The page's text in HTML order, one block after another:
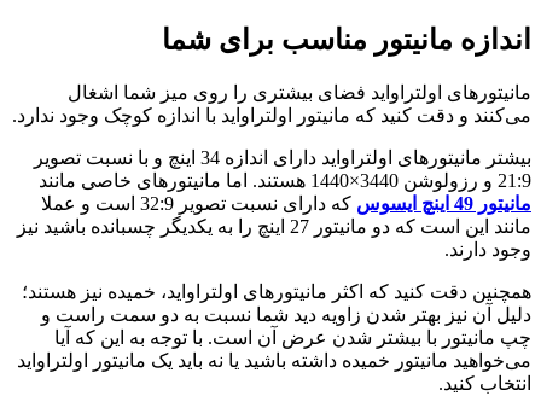
اندازه مانیتور مناسب برای شما
مانیتورهای اولتراواید فضای بیشتری را روی میز شما اشغال
می‌کنند و دقت کنید که مانیتور اولتراواید با اندازه کوچک وجود ندارد.
بیشتر مانیتورهای اولتراواید دارای اندازه 34 اینچ و با نسبت تصویر
21:9 و رزولوشن 3440×1440 هستند. اما مانیتورهای خاصی مانند
مانیتور 49 اینچ ایسوس
که دارای نسبت تصویر 32:9 است و عملا
مانند این است که دو مانیتور 27 اینچ را به یکدیگر چسبانده باشید نیز
وجود دارند.
همچنین دقت کنید که اکثر مانیتورهای اولتراواید، خمیده نیز هستند؛
دلیل آن نیز بهتر شدن زاویه دید شما نسبت به دو سمت راست و
چپ مانیتور با بیشتر شدن عرض آن است. با توجه به این که آیا
می‌خواهید مانیتور خمیده داشته باشید یا نه باید یک مانیتور اولتراواید
انتخاب کنید.